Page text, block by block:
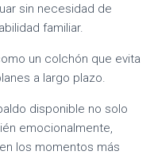
sin necesidad de
familiar.
un colchón que evita
a largo plazo.
disponible no solo
emocionalmente,
los momentos más